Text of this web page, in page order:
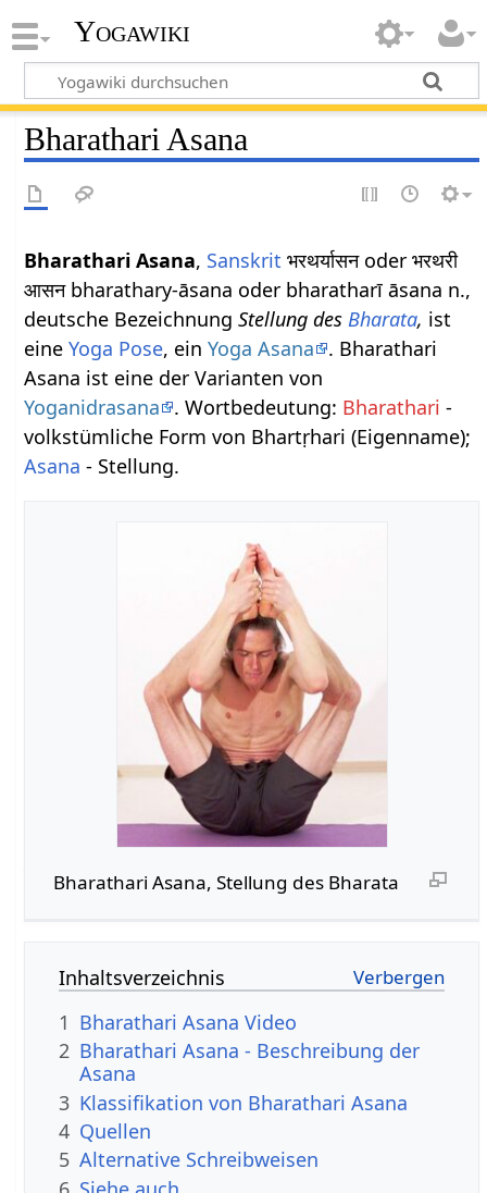
Yogawiki
Bharathari Asana
Bharathari Asana, Sanskrit भरथर्यासन oder भरथरी
आसन bharathary-āsana oder bharatharī āsana n.,
deutsche BezeichnungStellung desBharata, ist
eineYoga Pose, einYoga Asana
. Bharathari
Asana ist eine der Varianten von
Yoganidrasana
. Wortbedeutung: Bharathari -
volkstümliche Form von Bhartṛhari (Eigenname);
Asana - Stellung.
Bharathari Asana, Stellung des Bharata
Inhaltsverzeichnis
1 Bharathari Asana Video
2 Bharathari Asana - Beschreibung der
Asana
3 Klassifikation von Bharathari Asana
4 Quellen
5 Alternative Schreibweisen